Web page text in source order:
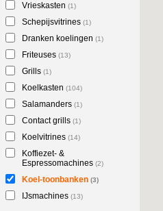
Vrieskasten (1)
Schepijsvitrines (1)
Dranken koelingen (1)
Friteuses (13)
Grills (1)
Koelkasten (104)
Salamanders (1)
Contact grills (1)
Koelvitrines (14)
Koffiezet- &
Espressomachines (2)
Koel-toonbanken (3)
IJsmachines (13)